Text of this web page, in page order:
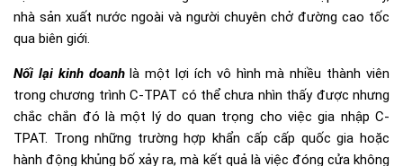
nhà sản xuất nước ngoài và người chuyên chở đường cao tốc
qua biên giới.
Nối lại kinh doanhlà một lợi ích vô hình mà nhiều thành viên
trong chương trình C-TPAT có thể chưa nhìn thấy được nhưng
chắc chắn đó là một lý do quan trọng cho việc gia nhập C-
TPAT. Trong những trường hợp khẩn cấp cấp quốc gia hoặc
hành động khủng bố xảy ra, mà kết quả là việc đóng cửa không